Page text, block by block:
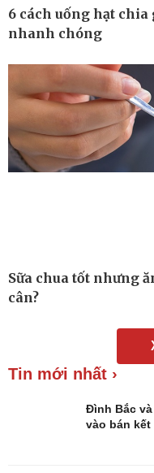
Tin Công nghệ
Chuyển đổi số
6 cách uống hạt chia
nhanh chóng
Sữa chua tốt nhưng
cân?
Tin mới nhất ›
Đình Bắc và
vào bán kết